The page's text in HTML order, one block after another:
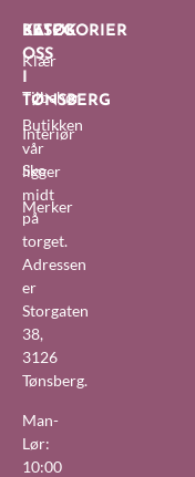
BESØK
OSS
I
TØNSBERG
Butikken
vår
ligger
midt
på
torget.
Adressen
er
Storgaten
38,
3126
Tønsberg.
Man-
Lør:
10:00
KATEGORIER
Klær
Tilbehør
Interiør
Sko
Merker